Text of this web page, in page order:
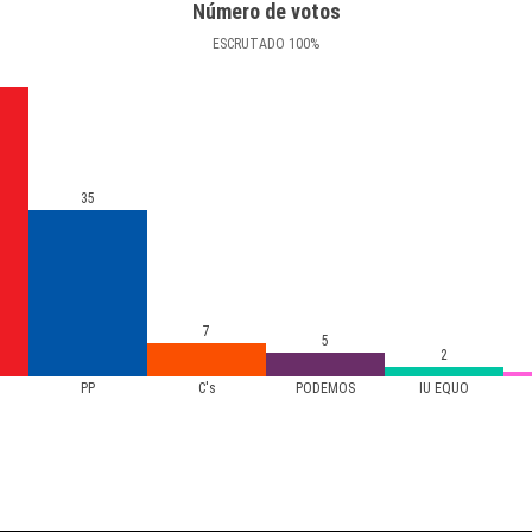
Número de votos
ESCRUTADO 100%
PP C's PODEMOS IU EQUO
35
7
5
2